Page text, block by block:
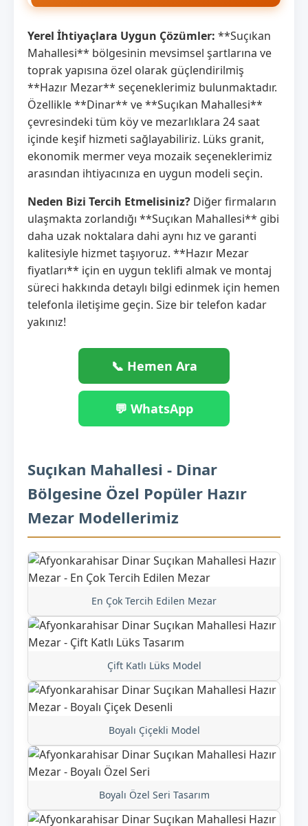
Yerel İhtiyaçlara Uygun Çözümler: **Suçıkan
Mahallesi** bölgesinin mevsimsel şartlarına ve
toprak yapısına özel olarak güçlendirilmiş
**Hazır Mezar** seçeneklerimiz bulunmaktadır.
Özellikle **Dinar** ve **Suçıkan Mahallesi**
çevresindeki tüm köy ve mezarlıklara 24 saat
içinde keşif hizmeti sağlayabiliriz. Lüks granit,
ekonomik mermer veya mozaik seçeneklerimiz
arasından ihtiyacınıza en uygun modeli seçin.
Neden Bizi Tercih Etmelisiniz? Diğer firmaların
ulaşmakta zorlandığı **Suçıkan Mahallesi** gibi
daha uzak noktalara dahi aynı hız ve garanti
kalitesiyle hizmet taşıyoruz. **Hazır Mezar
fiyatları** için en uygun teklifi almak ve montaj
süreci hakkında detaylı bilgi edinmek için hemen
telefonla iletişime geçin. Size bir telefon kadar
yakınız!
📞 Hemen Ara
💬 WhatsApp
Suçıkan Mahallesi - Dinar
Bölgesine Özel Popüler Hazır
Mezar Modellerimiz
En Çok Tercih Edilen Mezar
Çift Katlı Lüks Model
Boyalı Çiçekli Model
Boyalı Özel Seri Tasarım